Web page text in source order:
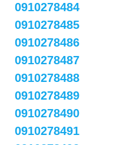
0910278484
0910278485
0910278486
0910278487
0910278488
0910278489
0910278490
0910278491